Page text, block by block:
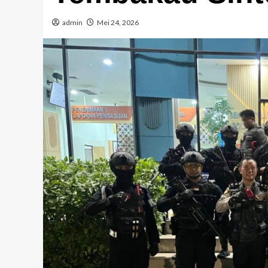
admin Mei 24, 2026
admin
Pendidikan
DP3AP2KB Kota Tangerang
Lintas Komunitas Harmoni
Bersama,80 Guru SD Mengikuti
admin Juli 31, 2026
Kecelakaan Kriminal
Warga diduga di tabrak mobil